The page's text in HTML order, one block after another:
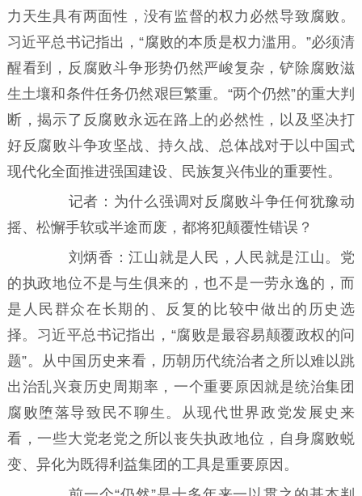
力天生具有两面性，没有监督的权力必然导致腐败。
习近平总书记指出，“腐败的本质是权力滥用。”必须清
醒看到，反腐败斗争形势仍然严峻复杂，铲除腐败滋
生土壤和条件任务仍然艰巨繁重。“两个仍然”的重大判
断，揭示了反腐败永远在路上的必然性，以及坚决打
好反腐败斗争攻坚战、持久战、总体战对于以中国式
现代化全面推进强国建设、民族复兴伟业的重要性。
记者：为什么强调对反腐败斗争任何犹豫动
摇、松懈手软或半途而废，都将犯颠覆性错误？
刘炳香：江山就是人民，人民就是江山。党
的执政地位不是与生俱来的，也不是一劳永逸的，而
是人民群众在长期的、反复的比较中做出的历史选
择。习近平总书记指出，“腐败是最容易颠覆政权的问
题”。从中国历史来看，历朝历代统治者之所以难以跳
出治乱兴衰历史周期率，一个重要原因就是统治集团
腐败堕落导致民不聊生。从现代世界政党发展史来
看，一些大党老党之所以丧失执政地位，自身腐败蜕
变、异化为既得利益集团的工具是重要原因。